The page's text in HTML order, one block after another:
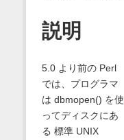
説明
5.0 より前の Perl
では、プログラマ
は dbmopen() を使
ってディスクにあ
る 標準 UNIX